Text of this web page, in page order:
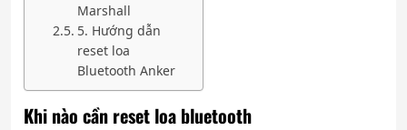
Marshall
5. Hướng dẫn
reset loa
Bluetooth Anker
Khi nào cần reset loa bluetooth